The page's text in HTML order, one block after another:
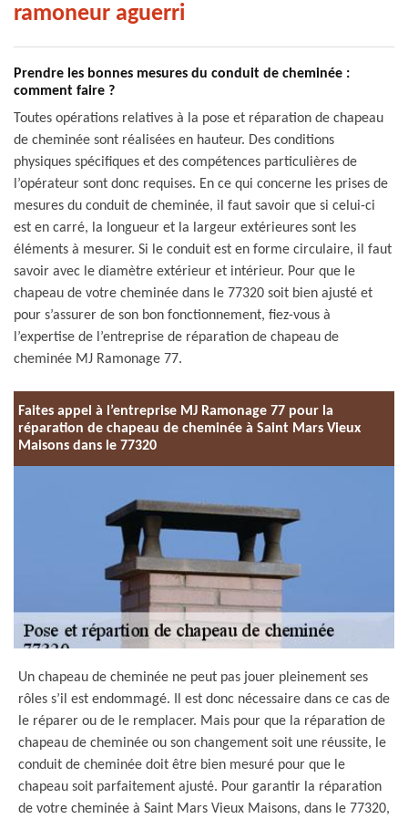
ramoneur aguerri
Prendre les bonnes mesures du conduit de cheminée :
comment faire ?
Toutes opérations relatives à la pose et réparation de chapeau
de cheminée sont réalisées en hauteur. Des conditions
physiques spécifiques et des compétences particulières de
l’opérateur sont donc requises. En ce qui concerne les prises de
mesures du conduit de cheminée, il faut savoir que si celui-ci
est en carré, la longueur et la largeur extérieures sont les
éléments à mesurer. Si le conduit est en forme circulaire, il faut
savoir avec le diamètre extérieur et intérieur. Pour que le
chapeau de votre cheminée dans le 77320 soit bien ajusté et
pour s’assurer de son bon fonctionnement, fiez-vous à
l’expertise de l’entreprise de réparation de chapeau de
cheminée MJ Ramonage 77.
Faites appel à l’entreprise MJ Ramonage 77 pour la
réparation de chapeau de cheminée à Saint Mars Vieux
Maisons dans le 77320
Un chapeau de cheminée ne peut pas jouer pleinement ses
rôles s’il est endommagé. Il est donc nécessaire dans ce cas de
le réparer ou de le remplacer. Mais pour que la réparation de
chapeau de cheminée ou son changement soit une réussite, le
conduit de cheminée doit être bien mesuré pour que le
chapeau soit parfaitement ajusté. Pour garantir la réparation
de votre cheminée à Saint Mars Vieux Maisons, dans le 77320,